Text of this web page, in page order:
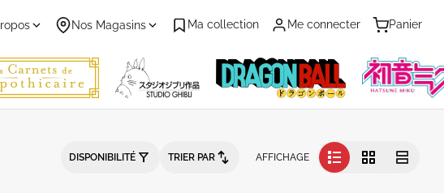
Nos Magasins Ma collection Me connecter Panier
- Catalogue produits
DISPONIBILITÉ TRIER PAR AFFICHAGE